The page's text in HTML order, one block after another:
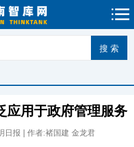
应用于政府管理服务
日报 | 作者:褚国建 金龙君